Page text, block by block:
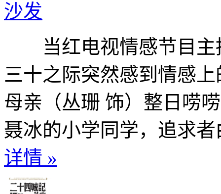
沙发
当红电视情感节目主
三十之际突然感到情感
母亲（丛珊 饰）整日唠
聂冰的小学同学，追求
详情 »